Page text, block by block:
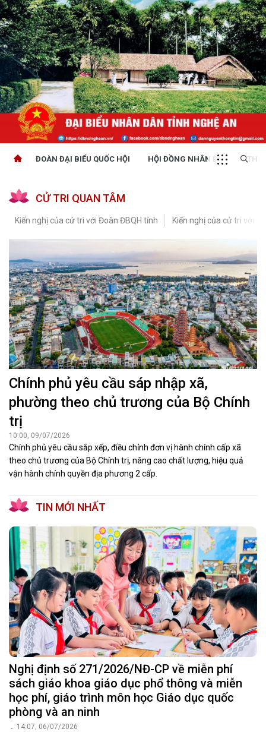
ĐOÀN ĐẠI BIỂU QUỐC HỘI HỘI ĐỒNG NHÂN DÂN
CỬ TRI QUAN TÂM
Kiến nghị của cử tri với Đoàn ĐBQH tỉnh Kiến nghị của cử tri với
Chính phủ yêu cầu sáp nhập xã,
phường theo chủ trương của Bộ Chính
trị
10:00, 09/07/2026
Chính phủ yêu cầu sắp xếp, điều chỉnh đơn vị hành chính cấp xã
theo chủ trương của Bộ Chính trị, nâng cao chất lượng, hiệu quả
vận hành chính quyền địa phương 2 cấp.
TIN MỚI NHẤT
Nghị định số 271/2026/NĐ-CP về miễn phí
sách giáo khoa giáo dục phổ thông và miễn
học phí, giáo trình môn học Giáo dục quốc
phòng và an ninh
14:07, 06/07/2026